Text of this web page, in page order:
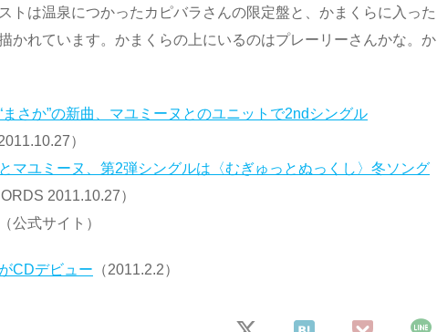
トは温泉につかったカピバラさんの限定盤と、かまくらに入った
かれています。かまくらの上にいるのはプレーリーさんかな。か
まさか”の新曲、マユミーヌとのユニットで2ndシングル
）
マユミーヌ、第2弾シングルは〈むぎゅっとぬっくし〉冬ソング
2011.10.27）
（公式サイト）
CDデビュー （2011.2.2）